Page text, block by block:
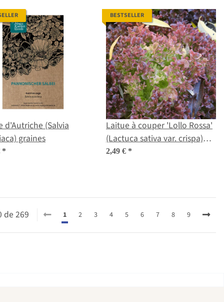
d'Autriche (Salvia
graines
*
BESTSELLER
Laitue à couper 'Lollo Rossa'
(Lactuca sativa var. crispa)
graines
2,49 € *
de 269 1 2 3 4 5 6 7 8 9